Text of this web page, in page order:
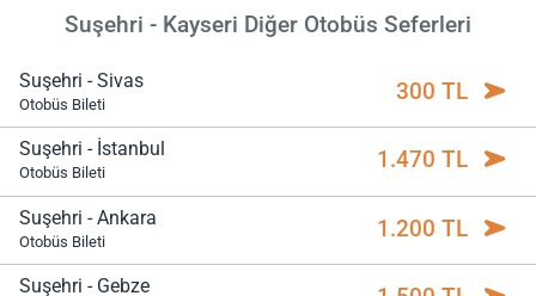
Suşehri - Kayseri Diğer Otobüs Seferleri
Suşehri - Sivas
Otobüs Bileti 300 TL
Suşehri - İstanbul
Otobüs Bileti 1.470 TL
Suşehri - Ankara
Otobüs Bileti 1.200 TL
Suşehri - Gebze